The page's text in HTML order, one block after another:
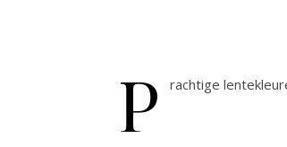
P rachtige